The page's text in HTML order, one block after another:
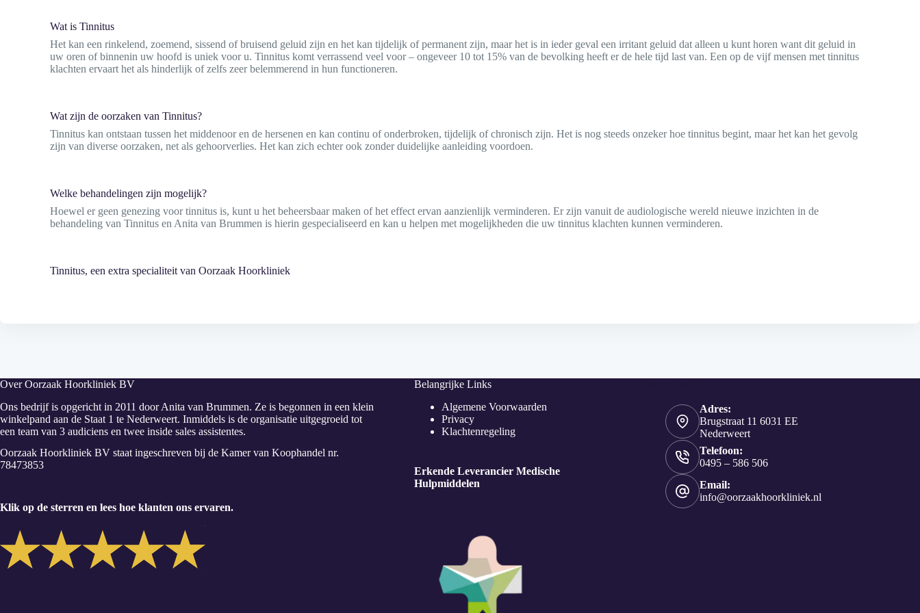
Wat is Tinnitus
Het kan een rinkelend, zoemend, sissend of bruisend geluid zijn en het kan tijdelijk of permanent zijn, maar het is in ieder geval een irritant geluid dat alleen u kunt horen want dit geluid in
uw oren of binnenin uw hoofd is uniek voor u. Tinnitus komt verrassend veel voor – ongeveer 10 tot 15% van de bevolking heeft er de hele tijd last van. Een op de vijf mensen met tinnitus
klachten ervaart het als hinderlijk of zelfs zeer belemmerend in hun functioneren.
Wat zijn de oorzaken van Tinnitus?
Tinnitus kan ontstaan tussen het middenoor en de hersenen en kan continu of onderbroken, tijdelijk of chronisch zijn. Het is nog steeds onzeker hoe tinnitus begint, maar het kan het gevolg
zijn van diverse oorzaken, net als gehoorverlies. Het kan zich echter ook zonder duidelijke aanleiding voordoen.
Welke behandelingen zijn mogelijk?
Hoewel er geen genezing voor tinnitus is, kunt u het beheersbaar maken of het effect ervan aanzienlijk verminderen. Er zijn vanuit de audiologische wereld nieuwe inzichten in de
behandeling van Tinnitus en Anita van Brummen is hierin gespecialiseerd en kan u helpen met mogelijkheden die uw tinnitus klachten kunnen verminderen.
Tinnitus, een extra specialiteit van Oorzaak Hoorkliniek
Over Oorzaak Hoorkliniek BV
Ons bedrijf is opgericht in 2011 door Anita van Brummen. Ze is begonnen in een klein
winkelpand aan de Staat 1 te Nederweert. Inmiddels is de organisatie uitgegroeid tot
een team van 3 audiciens en twee inside sales assistentes.
Oorzaak Hoorkliniek BV staat ingeschreven bij de Kamer van Koophandel nr.
78473853
Klik op de sterren en lees hoe klanten ons ervaren.
Belangrijke Links
Algemene Voorwaarden
Privacy
Klachtenregeling
Erkende Leverancier Medische
Hulpmiddelen
Adres:
Brugstraat 11 6031 EE
Nederweert
Telefoon:
0495 – 586 506
Email:
info@oorzaakhoorkliniek.nl